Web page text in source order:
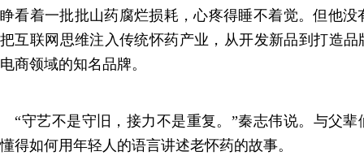
睁看着一批批山药腐烂损耗，心疼得睡不着觉。但他
把互联网思维注入传统怀药产业，从开发新品到打造品
电商领域的知名品牌。
“守艺不是守旧，接力不是重复。”秦志伟说。与父辈
懂得如何用年轻人的语言讲述老怀药的故事。